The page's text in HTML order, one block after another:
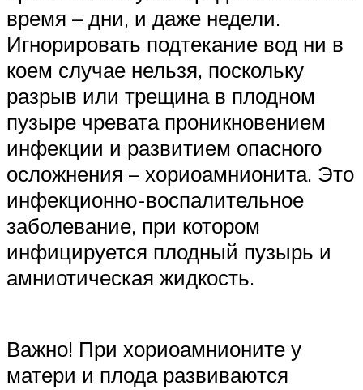
время – дни, и даже недели.
Игнорировать подтекание вод ни в
коем случае нельзя, поскольку
разрыв или трещина в плодном
пузыре чревата проникновением
инфекции и развитием опасного
осложнения – хориоамнионита. Это
инфекционно-воспалительное
заболевание, при котором
инфицируется плодный пузырь и
амниотическая жидкость.
Важно! При хориоамнионите у
матери и плода развиваются